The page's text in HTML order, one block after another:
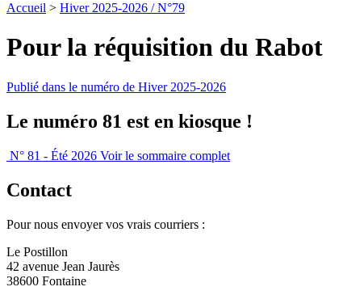
Accueil > Hiver 2025-2026 / N°79
Pour la réquisition du Rabot
Publié dans le numéro de Hiver 2025-2026
Le numéro 81 est en kiosque !
N° 81 - Été 2026 Voir le sommaire complet
Contact
Pour nous envoyer vos vrais courriers :
Le Postillon
42 avenue Jean Jaurès
38600 Fontaine